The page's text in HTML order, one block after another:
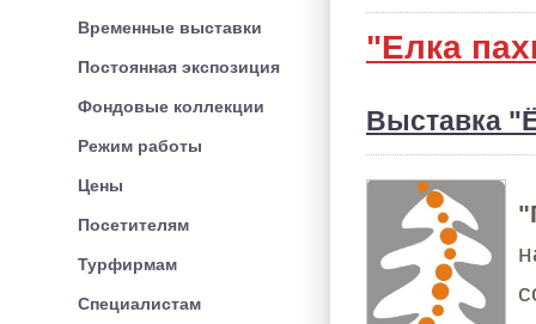
Временные выставки
Постоянная экспозиция
Фондовые коллекции
Режим работы
Цены
Посетителям
Турфирмам
Специалистам
"Елка
Выставка